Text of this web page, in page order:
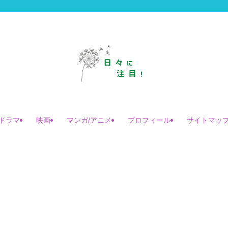
ドラマ 映画 マンガ/アニメ プロフィール サイトマッ